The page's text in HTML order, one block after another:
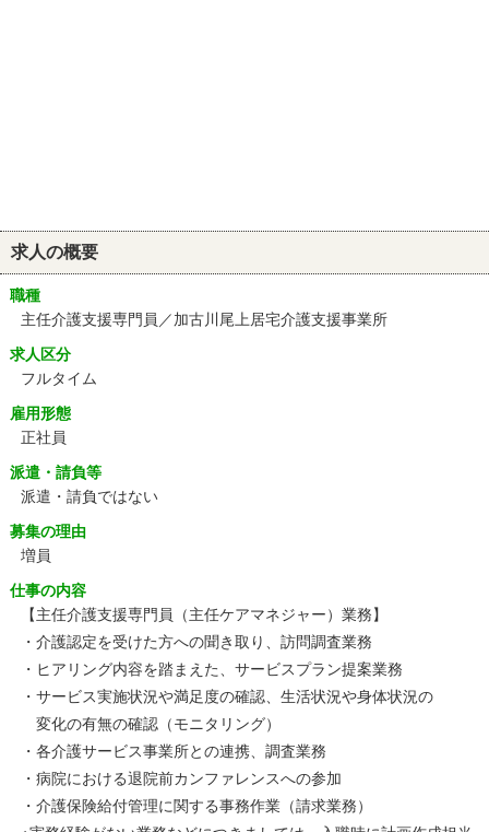
求人の概要
職種
主任介護支援専門員／加古川尾上居宅介護支援事業所
求人区分
フルタイム
雇用形態
正社員
派遣・請負等
派遣・請負ではない
募集の理由
増員
仕事の内容
【主任介護支援専門員（主任ケアマネジャー）業務】
・介護認定を受けた方への聞き取り、訪問調査業務
・ヒアリング内容を踏まえた、サービスプラン提案業務
・サービス実施状況や満足度の確認、生活状況や身体状況の
変化の有無の確認（モニタリング）
・各介護サービス事業所との連携、調査業務
・病院における退院前カンファレンスへの参加
・介護保険給付管理に関する事務作業（請求業務）